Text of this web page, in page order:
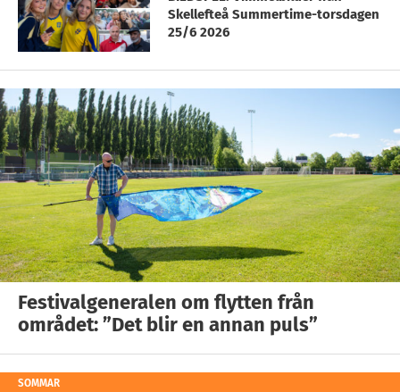
Skellefteå Summertime-torsdagen
25/6 2026
Festivalgeneralen om flytten från
området: ”Det blir en annan puls”
SOMMAR